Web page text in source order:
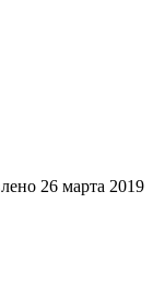
26 марта 2019